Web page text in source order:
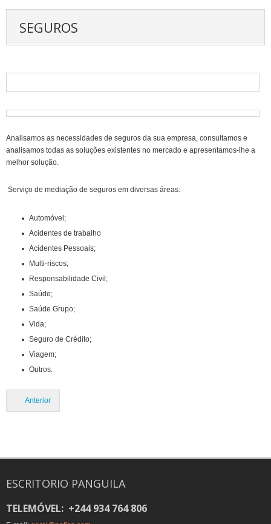
SEGUROS
Analisamos as necessidades de seguros da sua empresa, consultamos e
analisamos todas as soluções existentes no mercado e apresentamos-lhe a
melhor solução.
Serviço de mediação de seguros em diversas áreas:
Automóvel;
Acidentes de trabalho
Acidentes Pessoais;
Multi-riscos;
Responsabilidade Civil;
Saúde;
Saúde Grupo;
Vida;
Seguro de Crédito;
Viagem;
Outros.
Anterior
ESCRITORIO PANGUILA
TELEMÓVEL: +244 934 764 806